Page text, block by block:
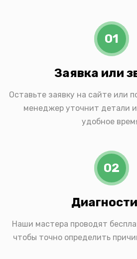
01
Заявка или
Оставьте заявку на сайте или
менеджер уточнит детали
удобное
02
Наши мастера проводят
чтобы точно определить